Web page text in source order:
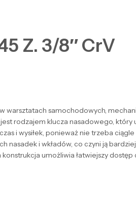
Z. 3/8″ CrV
warsztatach samochodowych,
rodzajem klucza nasadowego,
i wysiłek, ponieważ nie trzeba
nasadek i wkładów, co czyni ją
umożliwia łatwiejszy